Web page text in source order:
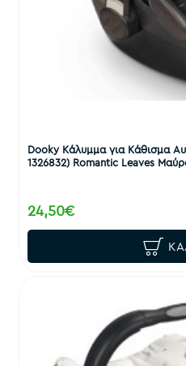
Dooky Κάλυμμα για Κάθισμα
1326832) Romantic Leaves
24,50€